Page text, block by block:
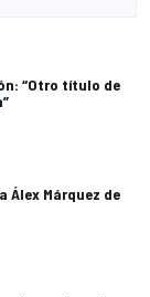
“Otro título de
Álex Márquez de